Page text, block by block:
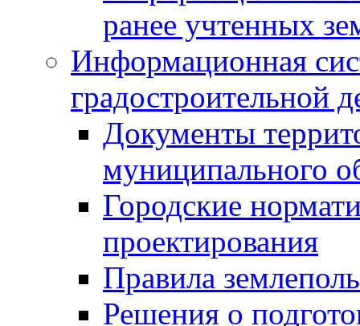
ранее учтенных
Информационная
градостроительной
Документы
муниципального
Городские
проектирования
Правила
Решения о